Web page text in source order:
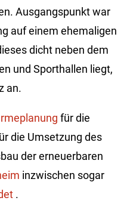
Ausgangspunkt war
auf einem ehemaligen
dicht neben dem
und Sporthallen liegt,
an.
für die
die Umsetzung des
der erneuerbaren
inzwischen sogar
.